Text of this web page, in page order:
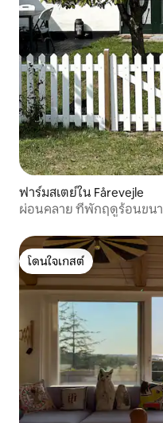
ฟาร์มสเตย์ใน Fårevejle
โดนใจเกสต์
โดนใจเกสต์